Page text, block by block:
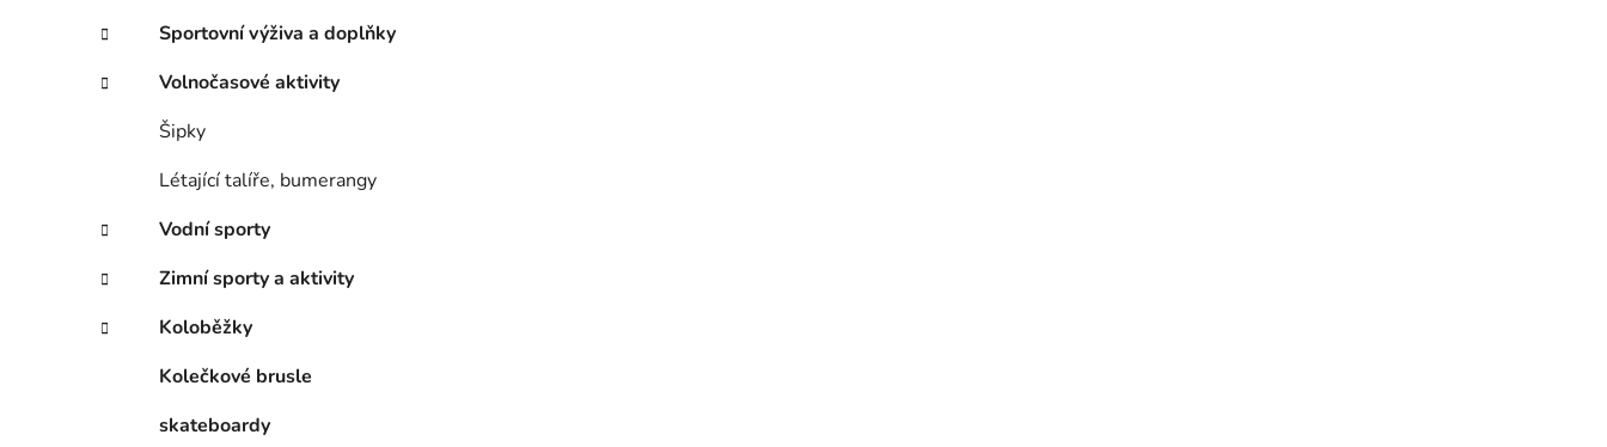
Sportovní výživa a doplňky
Volnočasové aktivity
Šipky
Létající talíře, bumerangy
Vodní sporty
Zimní sporty a aktivity
Koloběžky
Kolečkové brusle
skateboardy